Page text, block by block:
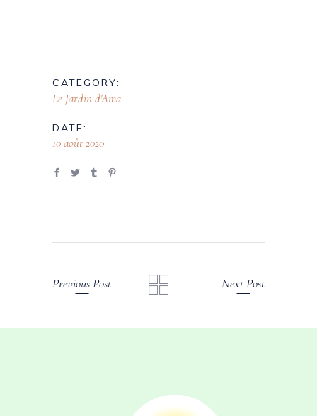
CATEGORY:
Le Jardin d'Ama
DATE:
10 août 2020
Previous Post Next Post